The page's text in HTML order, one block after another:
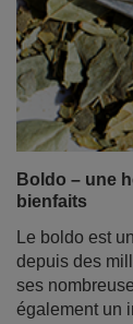
Boldo – une
bienfaits
Le boldo est
depuis des
ses
également un